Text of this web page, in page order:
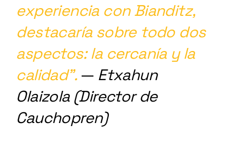
experiencia con Bianditz,
destacaría sobre todo dos
aspectos: la cercanía y la
calidad”. — Etxahun
Olaizola (Director de
Cauchopren)